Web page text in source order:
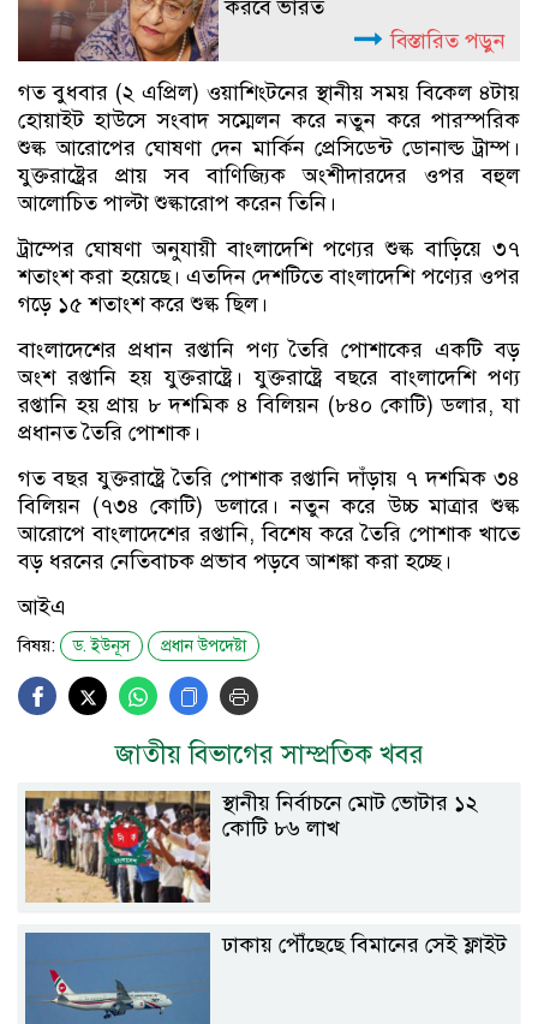
করবে ভারত
বিস্তারিত পড়ুন
গত বুধবার (২ এপ্রিল) ওয়াশিংটনের স্থানীয় সময় বিকেল ৪টায়
হোয়াইট হাউসে সংবাদ সম্মেলন করে নতুন করে পারস্পরিক
শুল্ক আরোপের ঘোষণা দেন মার্কিন প্রেসিডেন্ট ডোনাল্ড ট্রাম্প।
যুক্তরাষ্ট্রের প্রায় সব বাণিজ্যিক অংশীদারদের ওপর বহুল
আলোচিত পাল্টা শুল্কারোপ করেন তিনি।
ট্রাম্পের ঘোষণা অনুযায়ী বাংলাদেশি পণ্যের শুল্ক বাড়িয়ে ৩৭
শতাংশ করা হয়েছে। এতদিন দেশটিতে বাংলাদেশি পণ্যের ওপর
গড়ে ১৫ শতাংশ করে শুল্ক ছিল।
বাংলাদেশের প্রধান রপ্তানি পণ্য তৈরি পোশাকের একটি বড়
অংশ রপ্তানি হয় যুক্তরাষ্ট্রে। যুক্তরাষ্ট্রে বছরে বাংলাদেশি পণ্য
রপ্তানি হয় প্রায় ৮ দশমিক ৪ বিলিয়ন (৮৪০ কোটি) ডলার, যা
প্রধানত তৈরি পোশাক।
গত বছর যুক্তরাষ্ট্রে তৈরি পোশাক রপ্তানি দাঁড়ায় ৭ দশমিক ৩৪
বিলিয়ন (৭৩৪ কোটি) ডলারে। নতুন করে উচ্চ মাত্রার শুল্ক
আরোপে বাংলাদেশের রপ্তানি, বিশেষ করে তৈরি পোশাক খাতে
বড় ধরনের নেতিবাচক প্রভাব পড়বে আশঙ্কা করা হচ্ছে।
আইএ
বিষয়: ড. ইউনূস প্রধান উপদেষ্টা
জাতীয় বিভাগের সাম্প্রতিক খবর
স্থানীয় নির্বাচনে মোট ভোটার ১২
কোটি ৮৬ লাখ
ঢাকায় পৌঁছেছে বিমানের সেই ফ্লাইট